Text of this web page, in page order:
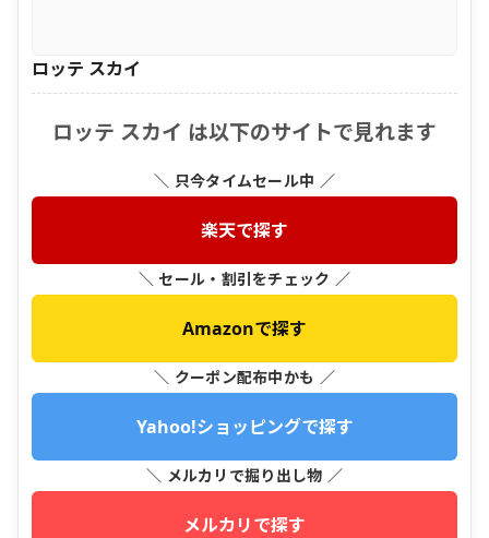
ロッテ スカイ
ロッテ スカイ は以下のサイトで見れます
＼ 只今タイムセール中 ／
楽天で探す
＼ セール・割引をチェック ／
Amazonで探す
＼ クーポン配布中かも ／
Yahoo!ショッピングで探す
＼ メルカリで掘り出し物 ／
メルカリで探す